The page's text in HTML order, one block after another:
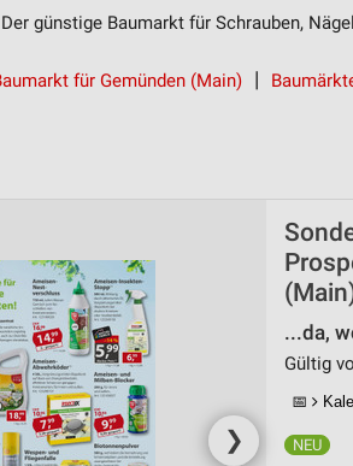
günstige Baumarkt für Schrauben,
für Gemünden (Main)
❯
...da,
Gültig
📅